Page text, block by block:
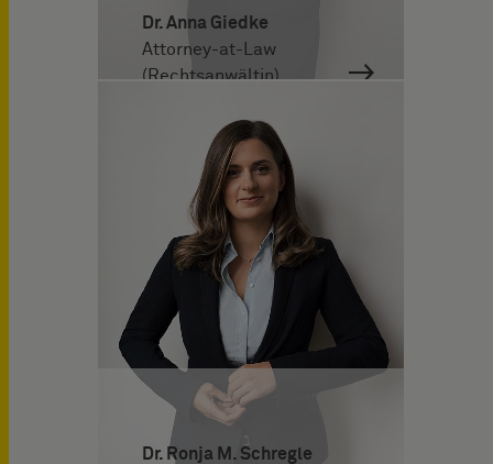
Dr. Anna Giedke
Attorney-at-Law
(Rechtsanwältin)
Dr. Ronja M. Schregle